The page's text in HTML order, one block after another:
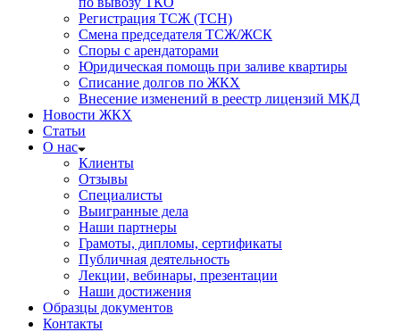
Регистрация ТСЖ (ТСН)
Смена председателя ТСЖ/ЖСК
Споры с арендаторами
Юридическая помощь при заливе квартиры
Списание долгов по ЖКХ
Внесение изменений в реестр лицензий МКД
Новости ЖКХ
Статьи
О нас
Клиенты
Отзывы
Специалисты
Выигранные дела
Наши партнеры
Грамоты, дипломы, сертификаты
Публичная деятельность
Лекции, вебинары, презентации
Наши достижения
Образцы документов
Контакты